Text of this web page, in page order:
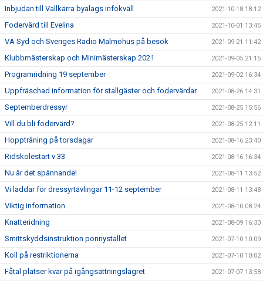
Inbjudan till Vallkärra byalags infokväll 2021-10-18 18:12
Fodervärd till Evelina 2021-10-01 13:45
VA Syd och Sveriges Radio Malmöhus på besök 2021-09-21 11:42
Klubbmästerskap och Minimästerskap 2021 2021-09-05 21:15
Programridning 19 september 2021-09-02 16:34
Uppfräschad information för stallgäster och fodervärdar 2021-08-26 14:31
Septemberdressyr 2021-08-25 15:56
Vill du bli fodervärd? 2021-08-25 12:11
Hoppträning på torsdagar 2021-08-16 23:40
Ridskolestart v 33 2021-08-16 16:34
Nu är det spännande! 2021-08-11 13:52
Vi laddar för dressyrtävlingar 11-12 september 2021-08-11 13:48
Viktig information 2021-08-10 08:24
Knatteridning 2021-08-09 16:30
Smittskyddsinstruktion ponnystallet 2021-07-10 10:09
Koll på restriktionerna 2021-07-10 10:02
Fåtal platser kvar på igångsättningslägret 2021-07-07 13:58